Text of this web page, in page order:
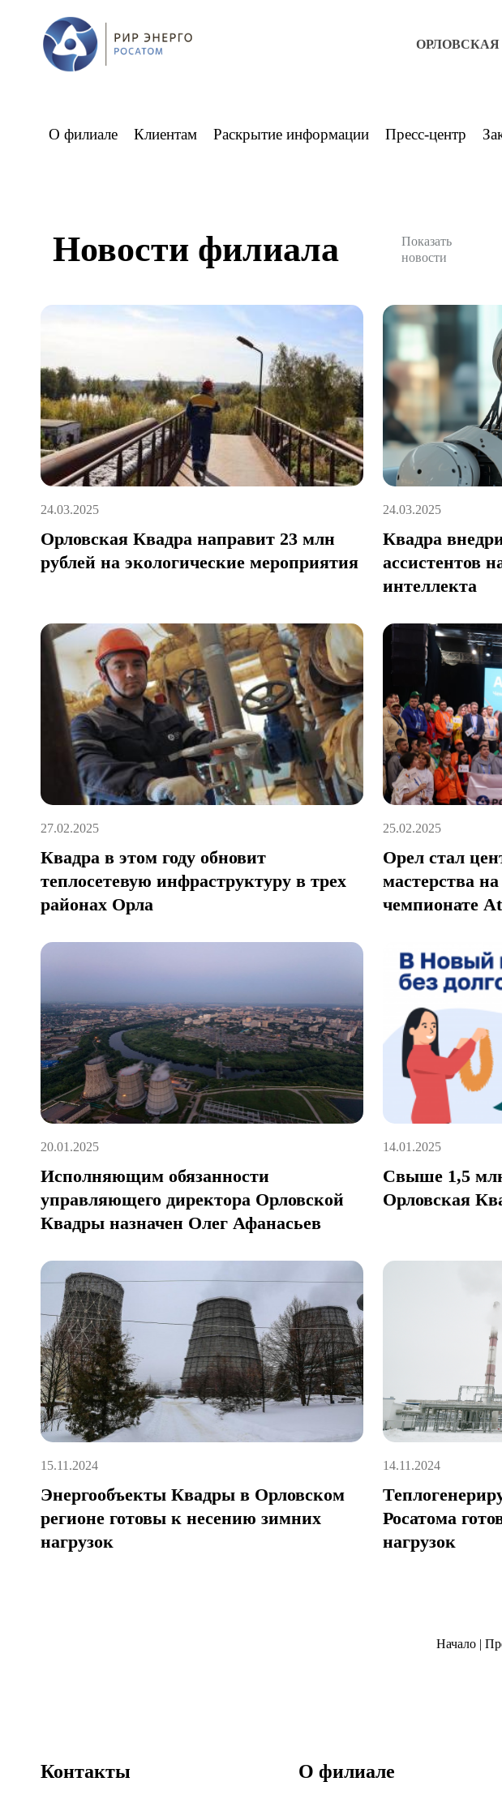
ОРЛОВСКАЯ
О филиале Клиентам Раскрытие информации Пресс-центр
Новости филиала
Показать
новости
24.03.2025
Орловская Квадра направит 23 млн
рублей на экологические мероприятия
24.03.2025
Квадра
ассистентов
интеллекта
27.02.2025
Квадра в этом году обновит
теплосетевую инфраструктуру в трех
районах Орла
25.02.2025
Орел стал
мастерства
чемпионате
20.01.2025
Исполняющим обязанности
управляющего директора Орловской
Квадры назначен Олег Афанасьев
14.01.2025
Свыше 1,5
Орловская
15.11.2024
Энергообъекты Квадры в Орловском
регионе готовы к несению зимних
нагрузок
14.11.2024
Росатома
нагрузок
Начало|
Контакты О филиале